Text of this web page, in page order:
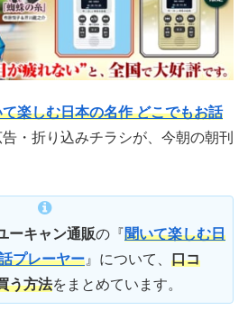
楽しむ日本の名作 どこでもお話
告・折り込みチラシが、今朝の朝刊
ーキャン通販の『聞いて楽しむ日
プレーヤー 』について、 口コ
う方法をまとめています。